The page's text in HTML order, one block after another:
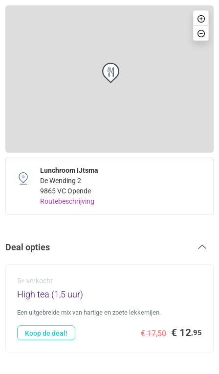
Lunchroom IJtsma
De Wending 2
9865 VC Opende
Routebeschrijving
Deal opties
5+ verkocht
High tea (1,5 uur)
Een uitgebreide mix van hartige en zoete lekkernijen.
€ 17,50 € 12,95
Koop de deal!